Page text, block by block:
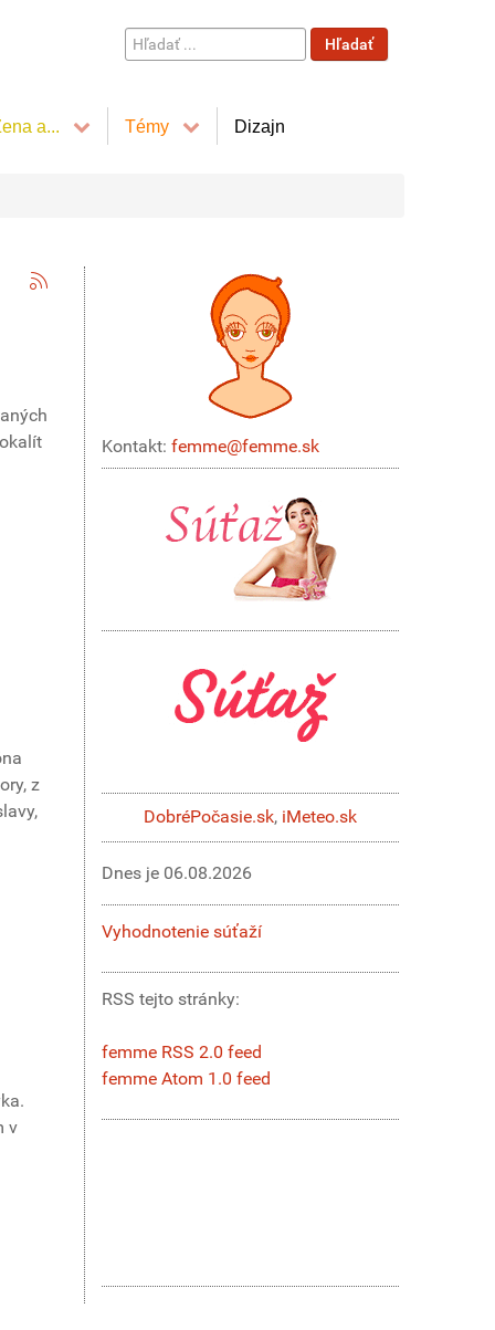
Hľadať
...
Hľadať
a... Témy Dizajn
z
v
Kontakt: femme@femme.sk
DobréPočasie.sk, iMeteo.sk
Dnes je 06.08.2026
Vyhodnotenie súťaží
RSS tejto stránky:
femme RSS 2.0 feed
femme Atom 1.0 feed